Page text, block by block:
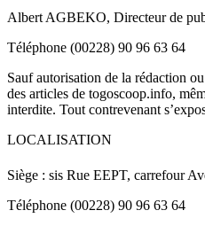
Albert AGBEKO, Directeur de
Téléphone (00228) 90 96 63 64
Sauf autorisation de la rédaction
des articles de togoscoop.info,
interdite. Tout contrevenant
LOCALISATION
Siège : sis Rue EEPT, carrefour
Téléphone (00228) 90 96 63 64